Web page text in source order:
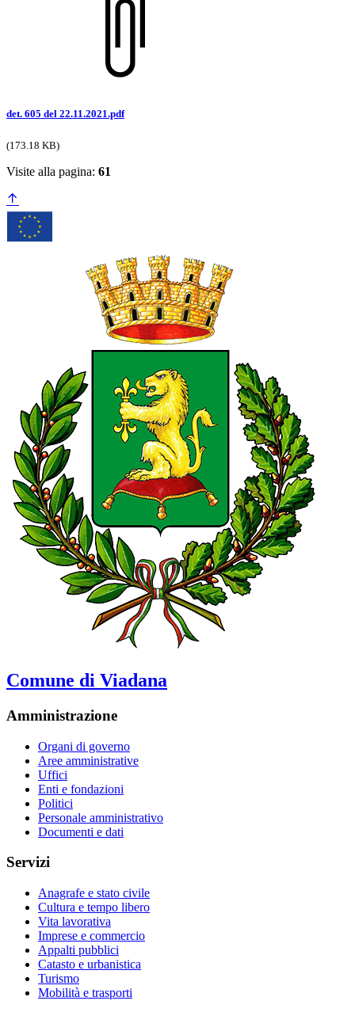
det. 605 del 22.11.2021.pdf
(173.18 KB)
Visite alla pagina: 61
Comune di Viadana
Amministrazione
Organi di governo
Aree amministrative
Uffici
Enti e fondazioni
Politici
Personale amministrativo
Documenti e dati
Servizi
Anagrafe e stato civile
Cultura e tempo libero
Vita lavorativa
Imprese e commercio
Appalti pubblici
Catasto e urbanistica
Turismo
Mobilità e trasporti